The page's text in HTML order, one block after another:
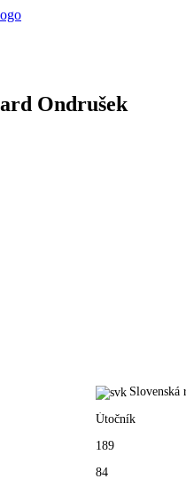
Ondrušek
Slovenská
Útočník
189
84